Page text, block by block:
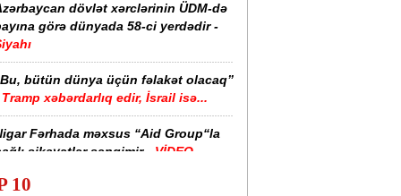
dövlət xərclərinin ÜDM-də
görə dünyada 58-ci yerdədir -
bütün dünya üçün fəlakət olacaq”
Tramp xəbərdarlıq edir, İsrail isə...
Fərhada məxsus “Aid Group“la
şikayətlər səngimir - VİDEO
yarısı bu xəstəlikdən
10